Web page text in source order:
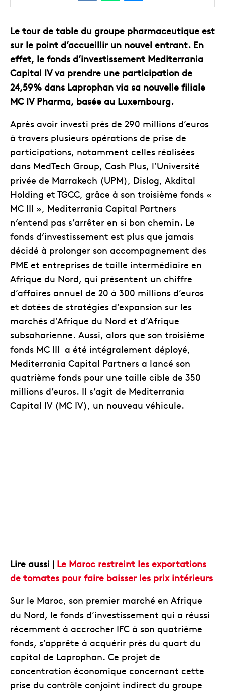
Le tour de table du groupe pharmaceutique est
sur le point d’accueillir un nouvel entrant. En
effet, le fonds d’investissement Mediterrania
Capital IV va prendre une participation de
24,59% dans Laprophan via sa nouvelle filiale
MC IV Pharma, basée au Luxembourg.
Après avoir investi près de 290 millions d’euros
à travers plusieurs opérations de prise de
participations, notamment celles réalisées
dans MedTech Group, Cash Plus, l’Université
privée de Marrakech (UPM), Dislog, Akdital
Holding et TGCC, grâce à son troisième fonds «
MC III », Mediterrania Capital Partners
n’entend pas s’arrêter en si bon chemin. Le
fonds d’investissement est plus que jamais
décidé à prolonger son accompagnement des
PME et entreprises de taille intermédiaire en
Afrique du Nord, qui présentent un chiffre
d’affaires annuel de 20 à 300 millions d’euros
et dotées de stratégies d’expansion sur les
marchés d’Afrique du Nord et d’Afrique
subsaharienne. Aussi, alors que son troisième
fonds MC III a été intégralement déployé,
Mediterrania Capital Partners a lancé son
quatrième fonds pour une taille cible de 350
millions d’euros. Il s’agit de Mediterrania
Capital IV (MC IV), un nouveau véhicule.
Lire aussi | Le Maroc restreint les exportations
de tomates pour faire baisser les prix intérieurs
Sur le Maroc, son premier marché en Afrique
du Nord, le fonds d’investissement qui a réussi
récemment à accrocher IFC à son quatrième
fonds, s’apprête à acquérir près du quart du
capital de Laprophan. Ce projet de
concentration économique concernant cette
prise du contrôle conjoint indirect du groupe